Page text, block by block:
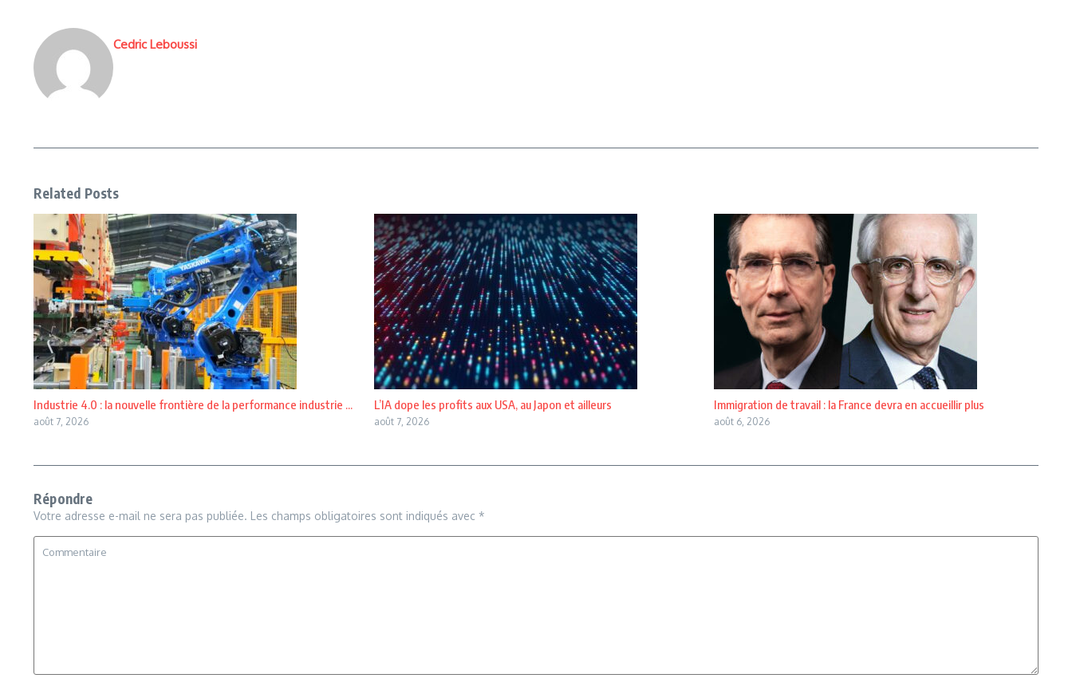
Cedric Leboussi
Related Posts
Industrie 4.0 : la nouvelle frontière de la performance industrie ...
août 7, 2026
L’IA dope les profits aux USA, au Japon et ailleurs
août 7, 2026
Immigration de travail : la France devra en accueillir plus
août 6, 2026
Répondre
Votre adresse e-mail ne sera pas publiée. Les champs obligatoires sont indiqués avec *